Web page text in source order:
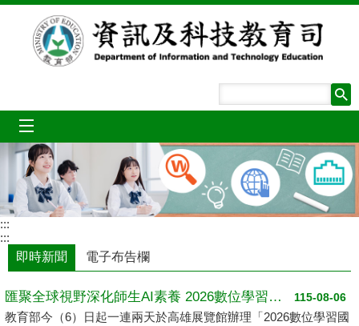
跳到主要內容區塊
:::
:::
即時新聞
電子布告欄
115-08-06
匯聚全球視野深化師生AI素養 2026數位學習國際論壇高雄登場
教育部今（6）日起一連兩天於高雄展覽館辦理「2026數位學習國